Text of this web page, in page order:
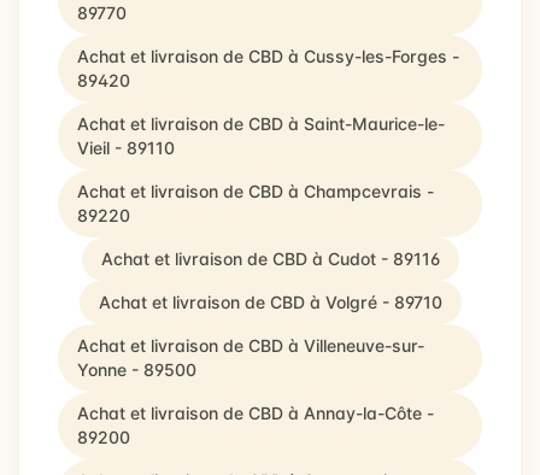
89770
Achat et livraison de CBD à Cussy-les-Forges -
89420
Achat et livraison de CBD à Saint-Maurice-le-
Vieil - 89110
Achat et livraison de CBD à Champcevrais -
89220
Achat et livraison de CBD à Cudot - 89116
Achat et livraison de CBD à Volgré - 89710
Achat et livraison de CBD à Villeneuve-sur-
Yonne - 89500
Achat et livraison de CBD à Annay-la-Côte -
89200